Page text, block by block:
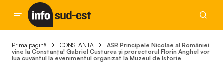
Prima pagină CONSTANTA
ASR Principele Nicolae al României
vine la Constanța! Gabriel Custurea și prorectorul Florin Anghel vor
lua cuvântul la evenimentul organizat la Muzeul de Istorie